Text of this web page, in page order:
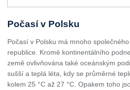
Počasí v Polsku
Počasí v Polsku má mnoho
republice. Kromě kontinentálního
země ovlivňována také oceánským
sušší a teplá léta, kdy se průměrné
kolem 25 °C až 27 °C. Opakem toho